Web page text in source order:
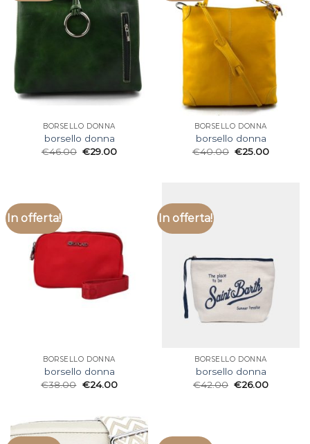
BORSELLO DONNA
borsello donna
€46.00 €29.00
BORSELLO DONNA
borsello donna
€40.00 €25.00
In offerta!
BORSELLO DONNA
borsello donna
€38.00 €24.00
In offerta!
BORSELLO DONNA
borsello donna
€42.00 €26.00